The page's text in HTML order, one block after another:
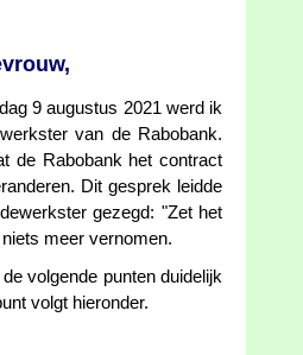
9 augustus 2021 werd ik
van de Rabobank.
de Rabobank het contract
Dit gesprek leidde
gezegd: "Zet het
meer vernomen.
volgende punten duidelijk
volgt hieronder.